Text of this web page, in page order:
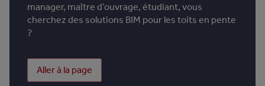
manager, maître d’ouvrage, étudiant, vous
cherchez des solutions BIM pour les toits en pente
?
Aller à la page